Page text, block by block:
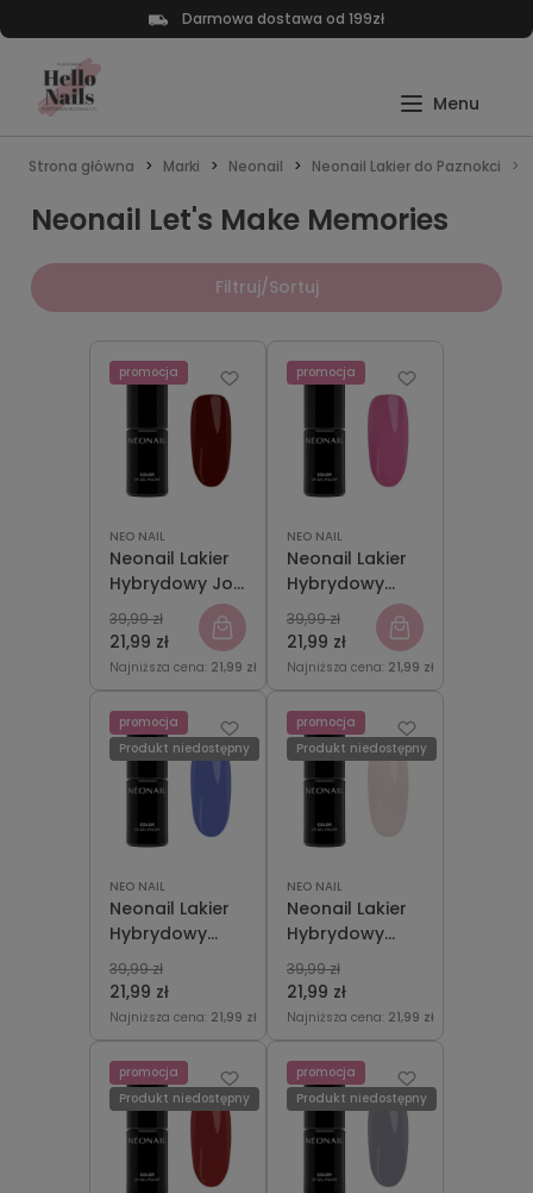
Darmowa dostawa od 199zł
Strona główna Marki Neonail Neonail Lakier do Paznokci
Neonail Let's Make Memories
Filtruj/Sortuj
NEO NAIL
Neonail Lakier
Hybrydowy Joy
In Every
Moment 7,2ml
21,99 zł
39,99 zł
Najniższa cena: 21,99 zł
promocja
NEO NAIL
Neonail Lakier
Hybrydowy
Ticket To
Anywhere 7,2
ml
21,99 zł
39,99 zł
Najniższa cena: 21,99 zł
promocja
NEO NAIL
Neonail Lakier
Hybrydowy
Adventure Aura
7,2 ml
21,99 zł
39,99 zł
Najniższa cena: 21,99 zł
promocja
Produkt niedostępny
NEO NAIL
Neonail Lakier
Hybrydowy
Days Without
Pressure 7,2 ml
21,99 zł
39,99 zł
Najniższa cena: 21,99 zł
promocja
Produkt niedostępny
promocja
Produkt niedostępny
promocja
Produkt niedostępny